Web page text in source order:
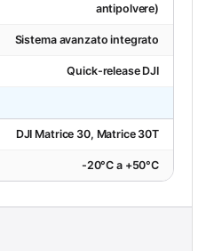
antipolvere)
Sistema avanzato integrato
Quick-release DJI
DJI Matrice 30, Matrice 30T
-20°C a +50°C